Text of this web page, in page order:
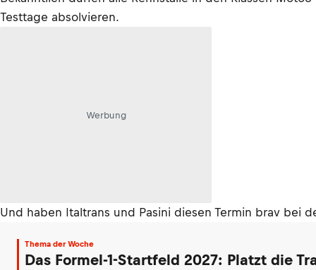
Testtage absolvieren.
Werbung
Und haben Italtrans und Pasini diesen Termin brav bei
Thema der Woche
Das Formel-1-Startfeld 2027: Platzt die